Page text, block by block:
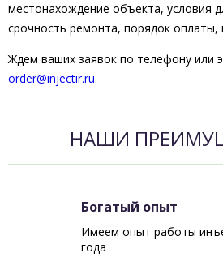
местонахождение объекта, условия
срочность ремонта, порядок оплаты,
Ждем ваших заявок по телефону или
order@injectir.ru.
НАШИ
Богатый опыт
Имеем опыт работы
года